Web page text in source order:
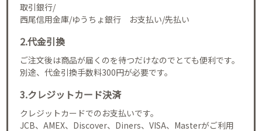
取引銀行/
西尾信用金庫/ゆうちょ銀行 お支払い/先払い
2.代金引換
ご注文後は商品が届くのを待つだけなのでとても便利です。
別途、代金引換手数料300円が必要です。
3.クレジットカード決済
クレジットカードでのお支払いです。
JCB、AMEX、Discover、Diners、VISA、Masterがご利用